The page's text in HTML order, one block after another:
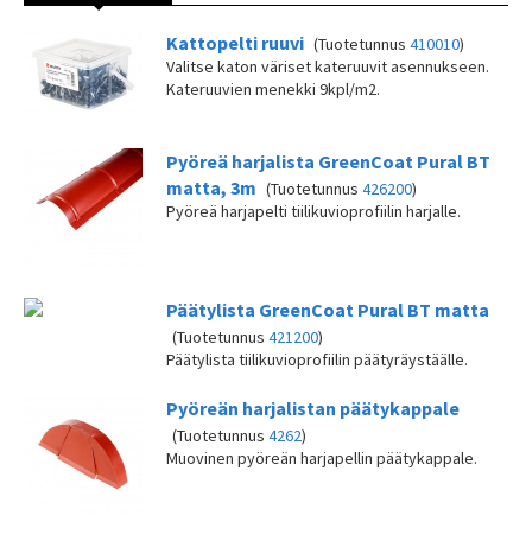
Kattopelti ruuvi (Tuotetunnus 410010)
Valitse katon väriset kateruuvit asennukseen.
Kateruuvien menekki 9kpl/m2.
Pyöreä harjalista GreenCoat Pural BT
matta, 3m (Tuotetunnus 426200)
Pyöreä harjapelti tiilikuvioprofiilin harjalle.
Päätylista GreenCoat Pural BT matta
(Tuotetunnus 421200)
Päätylista tiilikuvioprofiilin päätyräystäälle.
Pyöreän harjalistan päätykappale
(Tuotetunnus 4262)
Muovinen pyöreän harjapellin päätykappale.